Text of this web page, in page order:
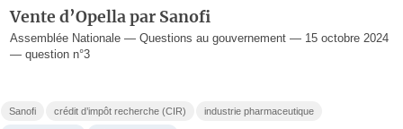
Vente d’Opella par Sanofi
Assemblée Nationale — Questions au gouvernement — 15 octobre 2024
— question n°3
Sanofi crédit d’impôt recherche (CIR) industrie pharmaceutique